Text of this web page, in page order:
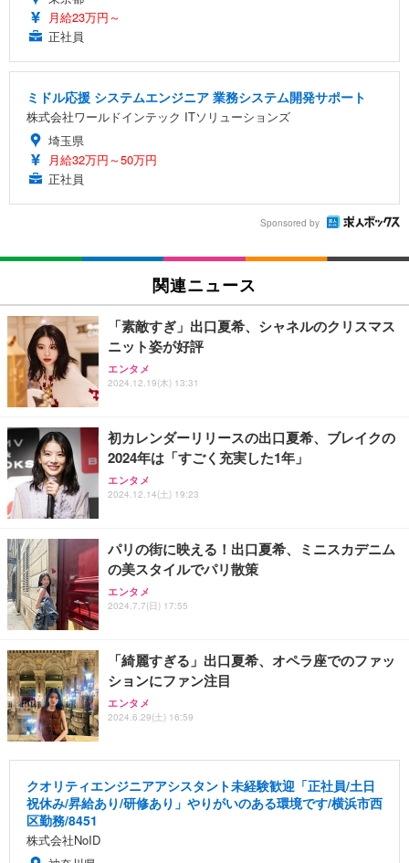
月給23万円～
正社員
ミドル応援 システムエンジニア 業務システム開発サポート
株式会社ワールドインテック ITソリューションズ
埼玉県
月給32万円～50万円
正社員
Sponsored by
関連ニュース
「素敵すぎ」出口夏希、シャネルのクリスマス
ニット姿が好評
エンタメ
2024.12.19(木) 13:31
初カレンダーリリースの出口夏希、ブレイクの
2024年は「すごく充実した1年」
エンタメ
2024.12.14(土) 19:23
パリの街に映える！出口夏希、ミニスカデニム
の美スタイルでパリ散策
エンタメ
2024.7.7(日) 17:55
「綺麗すぎる」出口夏希、オペラ座でのファッ
ションにファン注目
エンタメ
2024.6.29(土) 16:59
クオリティエンジニアアシスタント未経験歓迎「正社員/土日
祝休み/昇給あり/研修あり」やりがいのある環境です/横浜市西
区勤務/8451
株式会社NoID